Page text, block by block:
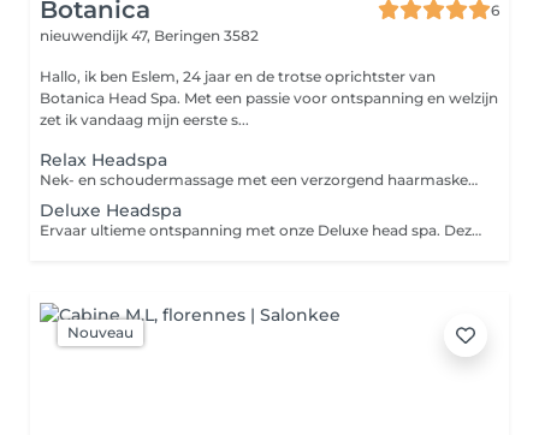
Botanica
6
nieuwendijk 47, Beringen 3582
Hallo, ik ben Eslem, 24 jaar en de trotse oprichtster van
Botanica Head Spa. Met een passie voor ontspanning en welzijn
zet ik vandaag mijn eerste s...
Relax Headspa
Nek- en schoudermassage met een verzorgend haarmasker dat 10 minuten inwerkt voor een extra ontspannend en voedend effect. Limited summer offer -10% geldig t.e.m. 31/08.
Deluxe Headspa
Ervaar ultieme ontspanning met onze Deluxe head spa. Deze behandeling omvat een verkwikkende gelaats-, nek- en schoudermassage, gevolgd door een verzachtende arm massage. Geniet van een luxueus gezichtsmasker en haarmasker dat gedurende 10' inwerkt, waardoor je huid en haar volledig tot rust komen. Laat de stress van de dag achter je en geef jezelf de verwennerij die je verdient in een serene omgeving. Limited summer offer -10% geldig t.e.m. 31/08.
Nouveau